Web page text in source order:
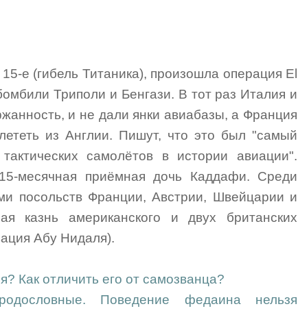
е (гибель Титаника), произошла операция El
Триполи и Бенгази. В тот раз Италия и
и не дали янки авиабазы, а Франция
из Англии. Пишут, что это был "самый
самолётов в истории авиации".
месячная приёмная дочь Каддафи. Среди
посольств Франции, Австрии, Швейцарии и
казнь американского и двух британских
Абу Нидаля).
Как отличить его от самозванца?
Поведение федаина нельзя